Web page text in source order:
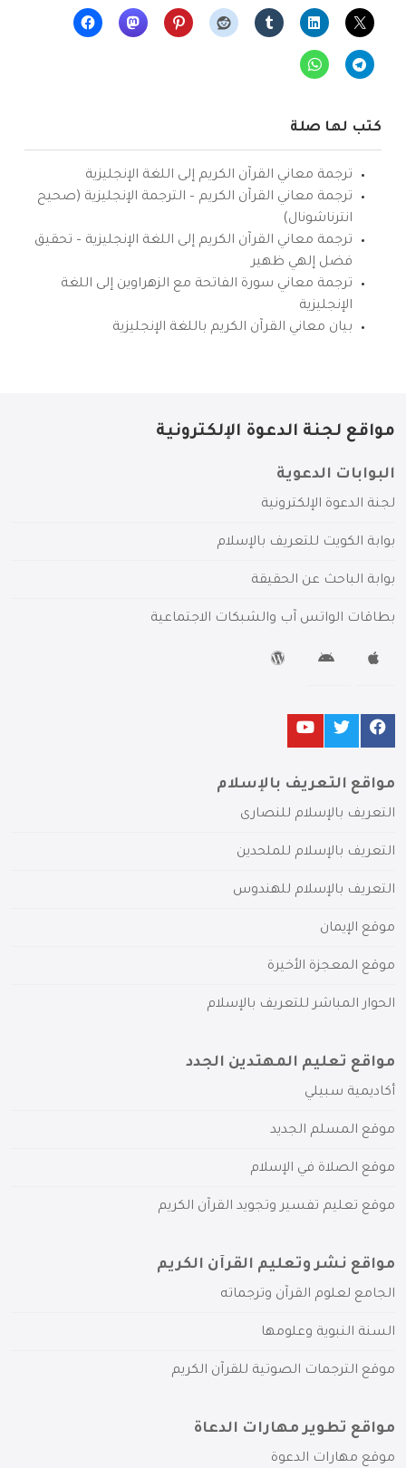
كتب لها صلة
ترجمة معاني القرآن الكريم إلى اللغة الإنجليزية
ترجمة معاني القرآن الكريم – الترجمة الإنجليزية (صحيح
انترناشونال)
ترجمة معاني القرآن الكريم إلى اللغة الإنجليزية – تحقيق
فضل إلهي ظهير
ترجمة معاني سورة الفاتحة مع الزهراوين إلى اللغة
الإنجليزية
بيان معاني القرآن الكريم باللغة الإنجليزية
مواقع لجنة الدعوة الإلكترونية
البوابات الدعوية
لجنة الدعوة الإلكترونية
بوابة الكويت للتعريف بالإسلام
بوابة الباحث عن الحقيقة
بطاقات الواتس آب والشبكات الاجتماعية
مواقع التعريف بالإسلام
التعريف بالإسلام للنصارى
التعريف بالإسلام للملحدين
التعريف بالإسلام للهندوس
موقع الإيمان
موقع المعجزة الأخيرة
الحوار المباشر للتعريف بالإسلام
مواقع تعليم المهتدين الجدد
أكاديمية سبيلي
موقع المسلم الجديد
موقع الصلاة في الإسلام
موقع تعليم تفسير وتجويد القرآن الكريم
مواقع نشر وتعليم القرآن الكريم
الجامع لعلوم القرآن وترجماته
السنة النبوية وعلومها
موقع الترجمات الصوتية للقرآن الكريم
مواقع تطوير مهارات الدعاة
موقع مهارات الدعوة